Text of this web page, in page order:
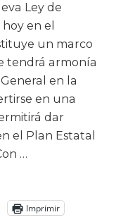
Ley de
en el
un marco
tendrá armonía
en la
en una
dar
el Plan Estatal
…
Imprimir